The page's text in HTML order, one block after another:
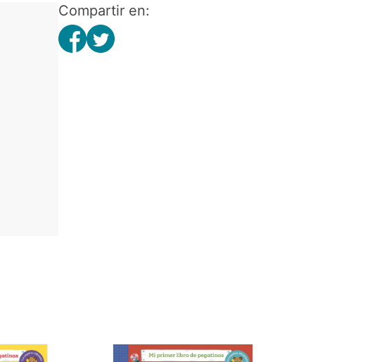
Compartir en: